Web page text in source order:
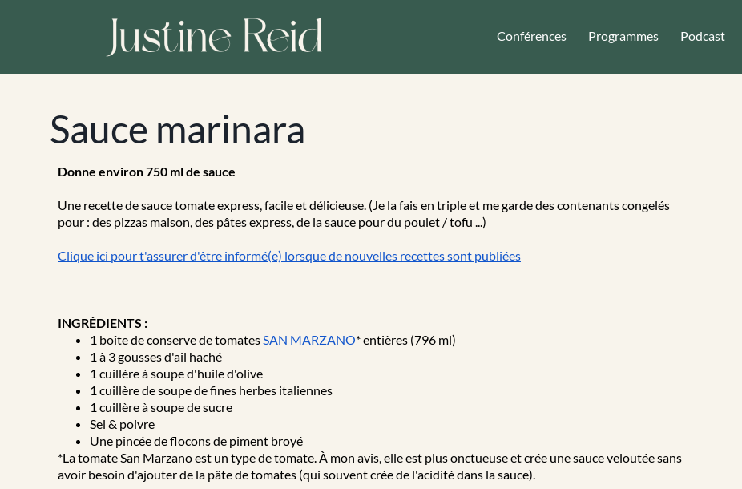
Conférences Programmes Podcast
Sauce marinara
Donne environ 750 ml de sauce
Une recette de sauce tomate express, facile et délicieuse. (Je la fais en triple et me garde des contenants congelés
pour : des pizzas maison, des pâtes express, de la sauce pour du poulet / tofu ...)
Clique ici pour t'assurer d'être informé(e) lorsque de nouvelles recettes sont publiées
INGRÉDIENTS :
1 boîte de conserve de tomates SAN MARZANO* entières (796 ml)
1 à 3 gousses d'ail haché
1 cuillère à soupe d'huile d'olive
1 cuillère de soupe de fines herbes italiennes
1 cuillère à soupe de sucre
Sel & poivre
Une pincée de flocons de piment broyé
*La tomate San Marzano est un type de tomate. À mon avis, elle est plus onctueuse et crée une sauce veloutée sans
avoir besoin d'ajouter de la pâte de tomates (qui souvent crée de l'acidité dans la sauce).